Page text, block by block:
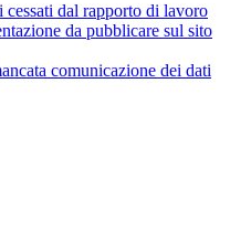
cessati dal rapporto di lavoro
da pubblicare sul sito
comunicazione dei dati